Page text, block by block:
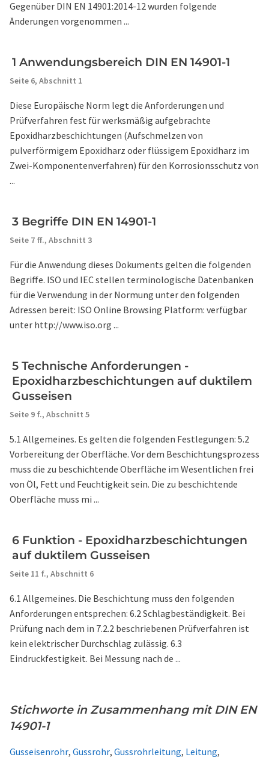
Gegenüber DIN EN 14901:2014-12 wurden folgende
Änderungen vorgenommen ...
1 Anwendungsbereich DIN EN 14901-1
Seite 6, Abschnitt 1
Diese Europäische Norm legt die Anforderungen und
Prüfverfahren fest für werksmäßig aufgebrachte
Epoxidharzbeschichtungen (Aufschmelzen von
pulverförmigem Epoxidharz oder flüssigem Epoxidharz im
Zwei-Komponentenverfahren) für den Korrosionsschutz von
...
3 Begriffe DIN EN 14901-1
Seite 7 ff., Abschnitt 3
Für die Anwendung dieses Dokuments gelten die folgenden
Begriffe. ISO und IEC stellen terminologische Datenbanken
für die Verwendung in der Normung unter den folgenden
Adressen bereit: ISO Online Browsing Platform: verfügbar
unter http://www.iso.org ...
5 Technische Anforderungen -
Epoxidharzbeschichtungen auf duktilem
Gusseisen
Seite 9 f., Abschnitt 5
5.1 Allgemeines. Es gelten die folgenden Festlegungen: 5.2
Vorbereitung der Oberfläche. Vor dem Beschichtungsprozess
muss die zu beschichtende Oberfläche im Wesentlichen frei
von Öl, Fett und Feuchtigkeit sein. Die zu beschichtende
Oberfläche muss mi ...
6 Funktion - Epoxidharzbeschichtungen
auf duktilem Gusseisen
Seite 11 f., Abschnitt 6
6.1 Allgemeines. Die Beschichtung muss den folgenden
Anforderungen entsprechen: 6.2 Schlagbeständigkeit. Bei
Prüfung nach dem in 7.2.2 beschriebenen Prüfverfahren ist
kein elektrischer Durchschlag zulässig. 6.3
Eindruckfestigkeit. Bei Messung nach de ...
Stichworte in Zusammenhang mit DIN EN
14901-1
Gusseisenrohr, Gussrohr, Gussrohrleitung, Leitung,